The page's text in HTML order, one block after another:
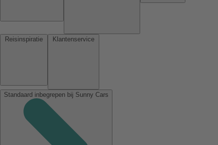
Standaard inbegrepen bij Sunny Cars